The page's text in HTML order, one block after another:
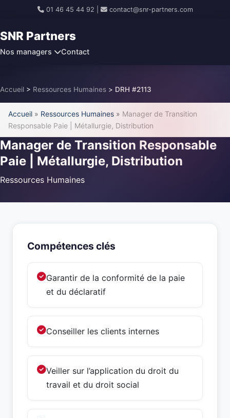
01 46 45 44 92 contact@snr-partners.com
SNR Partners
Nos managers Contact
Accueil > Ressources Humaines > DRH #2113
Accueil » Ressources Humaines » Manager de Transition
Responsable Paie | Métallurgie, Distribution
Manager de Transition Responsable
Paie | Métallurgie, Distribution
Ressources Humaines
Compétences clés
Garantir de la conformité de la paie
et du déclaratif
Conseiller les clients internes
Veiller sur l’application du droit du
travail et du droit social